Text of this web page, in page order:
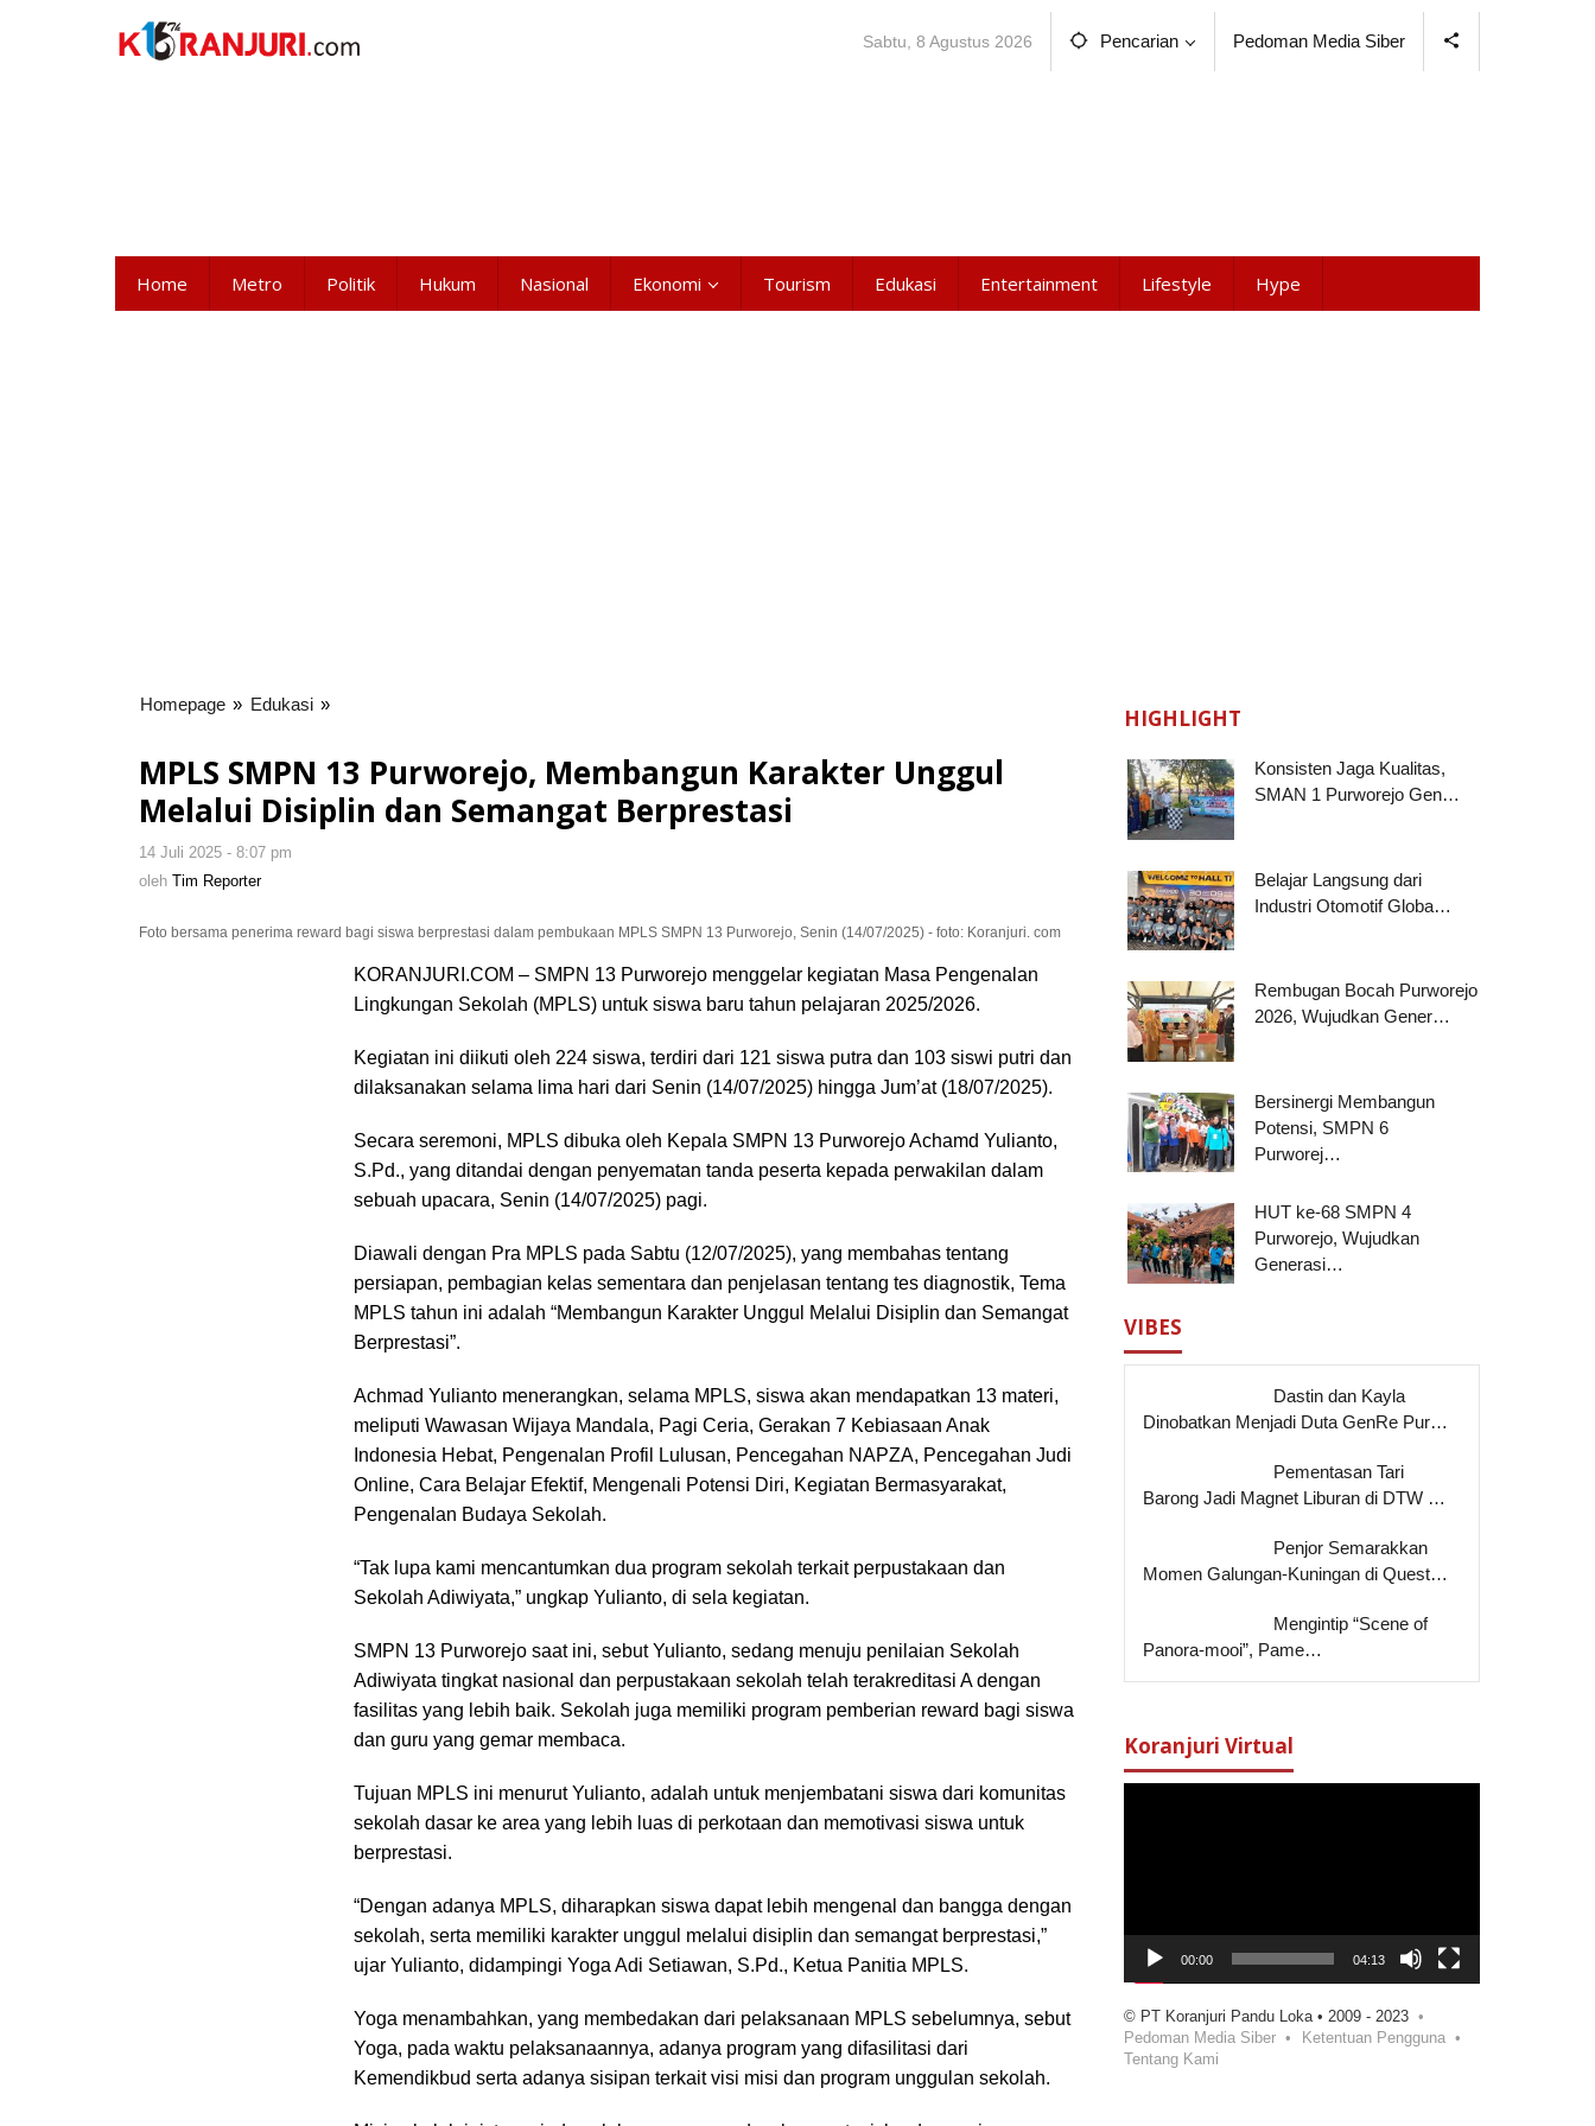
Sabtu, 8 Agustus 2026 Pencarian Pedoman Media Siber
Home Metro Politik Hukum Nasional Ekonomi Tourism Edukasi Entertainment Lifestyle Hype
Homepage » Edukasi »
Purworejo,
Membangun
dan
Semangat
MPLS SMPN 13 Purworejo, Membangun Karakter Unggul
Melalui Disiplin dan Semangat Berprestasi
14 Juli 2025 - 8:07 pm
oleh Tim Reporter
Foto bersama penerima reward bagi siswa berprestasi dalam pembukaan MPLS SMPN 13 Purworejo, Senin (14/07/2025) - foto: Koranjuri. com
KORANJURI.COM – SMPN 13 Purworejo menggelar kegiatan Masa Pengenalan
Lingkungan Sekolah (MPLS) untuk siswa baru tahun pelajaran 2025/2026.
Kegiatan ini diikuti oleh 224 siswa, terdiri dari 121 siswa putra dan 103 siswi putri dan
dilaksanakan selama lima hari dari Senin (14/07/2025) hingga Jum’at (18/07/2025).
Secara seremoni, MPLS dibuka oleh Kepala SMPN 13 Purworejo Achamd Yulianto,
S.Pd., yang ditandai dengan penyematan tanda peserta kepada perwakilan dalam
sebuah upacara, Senin (14/07/2025) pagi.
Diawali dengan Pra MPLS pada Sabtu (12/07/2025), yang membahas tentang
persiapan, pembagian kelas sementara dan penjelasan tentang tes diagnostik, Tema
MPLS tahun ini adalah “Membangun Karakter Unggul Melalui Disiplin dan Semangat
Berprestasi”.
Achmad Yulianto menerangkan, selama MPLS, siswa akan mendapatkan 13 materi,
meliputi Wawasan Wijaya Mandala, Pagi Ceria, Gerakan 7 Kebiasaan Anak
Indonesia Hebat, Pengenalan Profil Lulusan, Pencegahan NAPZA, Pencegahan Judi
Online, Cara Belajar Efektif, Mengenali Potensi Diri, Kegiatan Bermasyarakat,
Pengenalan Budaya Sekolah.
“Tak lupa kami mencantumkan dua program sekolah terkait perpustakaan dan
Sekolah Adiwiyata,” ungkap Yulianto, di sela kegiatan.
SMPN 13 Purworejo saat ini, sebut Yulianto, sedang menuju penilaian Sekolah
Adiwiyata tingkat nasional dan perpustakaan sekolah telah terakreditasi A dengan
fasilitas yang lebih baik. Sekolah juga memiliki program pemberian reward bagi siswa
dan guru yang gemar membaca.
Tujuan MPLS ini menurut Yulianto, adalah untuk menjembatani siswa dari komunitas
sekolah dasar ke area yang lebih luas di perkotaan dan memotivasi siswa untuk
berprestasi.
“Dengan adanya MPLS, diharapkan siswa dapat lebih mengenal dan bangga dengan
sekolah, serta memiliki karakter unggul melalui disiplin dan semangat berprestasi,”
ujar Yulianto, didampingi Yoga Adi Setiawan, S.Pd., Ketua Panitia MPLS.
Yoga menambahkan, yang membedakan dari pelaksanaan MPLS sebelumnya, sebut
Yoga, pada waktu pelaksanaannya, adanya program yang difasilitasi dari
Kemendikbud serta adanya sisipan terkait visi misi dan program unggulan sekolah.
HIGHLIGHT
Konsisten Jaga Kualitas,
SMAN 1 Purworejo Gen…
Belajar Langsung dari
Industri Otomotif Globa…
Rembugan Bocah Purworejo
2026, Wujudkan Gener…
Bersinergi Membangun
Potensi, SMPN 6
Purworej…
HUT ke-68 SMPN 4
Purworejo, Wujudkan
Generasi…
VIBES
Dastin dan Kayla
Dinobatkan Menjadi Duta GenRe Pur…
Pementasan Tari
Barong Jadi Magnet Liburan di DTW …
Penjor Semarakkan
Momen Galungan-Kuningan di Quest…
Mengintip “Scene of
Panora-mooi”, Pame…
Koranjuri Virtual
00:00 04:13
© PT Koranjuri Pandu Loka • 2009 - 2023
Pedoman Media Siber
Ketentuan Pengguna
Tentang Kami